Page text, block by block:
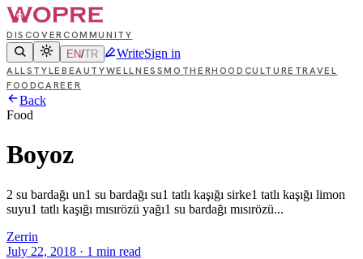
DISCOVERCOMMUNITY
EN/TR WriteSign in
ALLSTYLE BEAUTYWELLNESSMOTHERHOOD CULTURE TRAVEL
FOODCAREER
Back
Food
Boyoz
2 su bardağı un1 su bardağı su1 tatlı kaşığı sirke1 tatlı kaşığı limon
suyu1 tatlı kaşığı mısırözü yağı1 su bardağı mısırözü...
Zerrin
July 22, 2018 · 1 min read